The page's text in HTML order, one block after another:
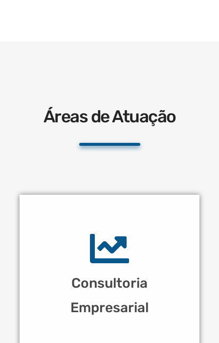
Áreas de Atuação
Consultoria
Empresarial